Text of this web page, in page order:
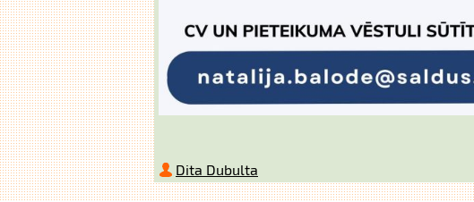
Dita Dubulta